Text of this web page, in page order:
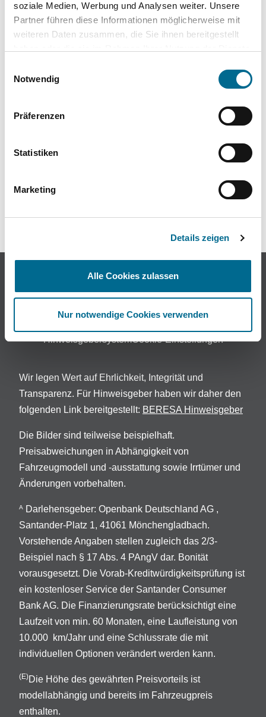
soziale Medien, Werbung und Analysen weiter. Unsere
Partner führen diese Informationen möglicherweise mit
weiteren Daten zusammen, die Sie ihnen bereitgestellt
Cookies, wenn Sie unsere Webseite weiterhin nutzen.
Notwendig
Präferenzen
Statistiken
Marketing
Details zeigen
Alle Cookies zulassen
Nur notwendige Cookies verwenden
Modellautos
©2025 BERESA GmbH & Co. KG
ImpressumDatenschutzAGB & WiderrufEU Data Act
HinweisgebersystemCookie-Einstellungen
Wir legen Wert auf Ehrlichkeit, Integrität und
Transparenz. Für Hinweisgeber haben wir daher den
folgenden Link bereitgestellt: BERESA Hinweisgeber
Die Bilder sind teilweise beispielhaft.
Preisabweichungen in Abhängigkeit von
Fahrzeugmodell und -ausstattung sowie Irrtümer und
Änderungen vorbehalten.
A
Darlehensgeber: Openbank Deutschland AG ,
Santander-Platz 1, 41061 Mönchengladbach.
Vorstehende Angaben stellen zugleich das 2/3-
Beispiel nach § 17 Abs. 4 PAngV dar. Bonität
vorausgesetzt. Die Vorab-Kreditwürdigkeitsprüfung ist
ein kostenloser Service der Santander Consumer
Bank AG. Die Finanzierungsrate berücksichtigt eine
Laufzeit von min. 60 Monaten, eine Laufleistung von
10.000 km/Jahr und eine Schlussrate die mit
individuellen Optionen verändert werden kann.
(E)Die Höhe des gewährten Preisvorteils ist
modellabhängig und bereits im Fahrzeugpreis
enthalten.